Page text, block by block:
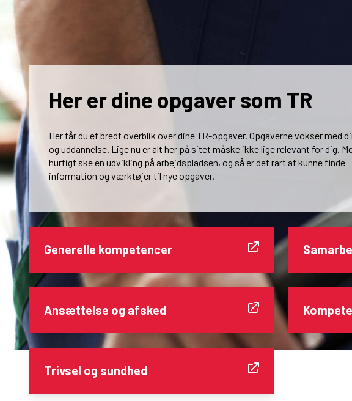
Her er dine opgaver som TR
Her får du et bredt overblik over dine TR-opgaver. Opgaverne vokser med
og uddannelse. Lige nu er alt her på sitet måske ikke lige relevant for dig.
hurtigt ske en udvikling på arbejdspladsen, og så er det rart at kunne finde
information og værktøjer til nye opgaver.
Generelle kompetencer
Ansættelse og afsked
Trivsel og sundhed